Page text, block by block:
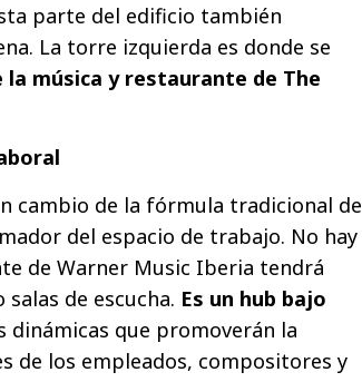
parte del edificio también
La torre izquierda es donde se
la música y restaurante de The
cambio de la fórmula tradicional de
del espacio de trabajo. No hay
de Warner Music Iberia tendrá
de escucha. Es un hub bajo
dinámicas que promoverán la
de los empleados, compositores y